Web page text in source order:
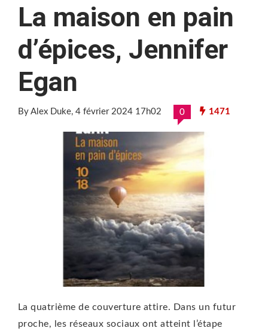
La maison en pain
d’épices, Jennifer
Egan
By Alex Duke, 4 février 2024 17h02 0 1471
La quatrième de couverture attire. Dans un futur
proche, les réseaux sociaux ont atteint l’étape